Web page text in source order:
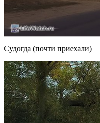
Судогда (почти приехали)